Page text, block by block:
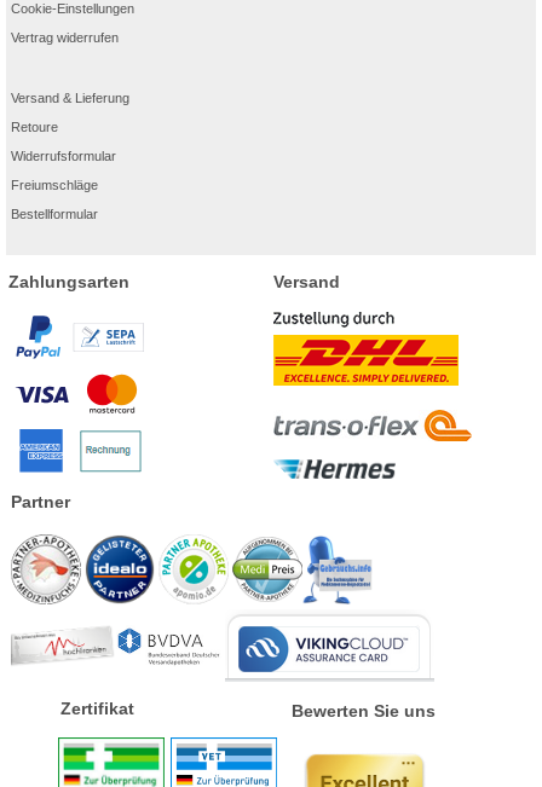
Cookie-Einstellungen
Vertrag widerrufen
Versand & Lieferung
Retoure
Widerrufsformular
Freiumschläge
Bestellformular
Zahlungsarten Versand
Partner
Zertifikat Bewerten Sie uns